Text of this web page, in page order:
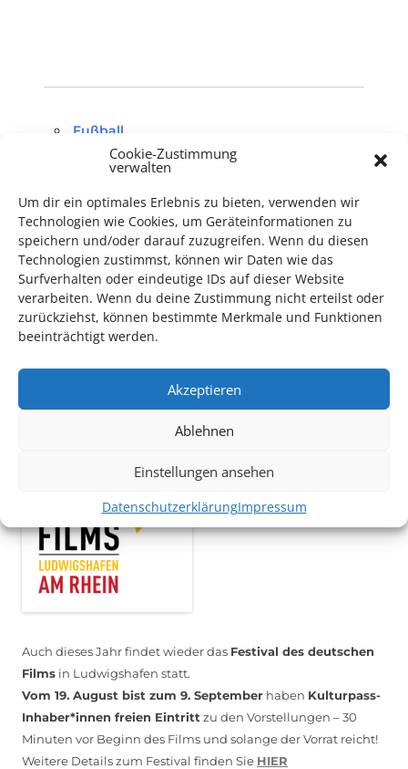
Cookie-Zustimmung
verwalten
Um dir ein optimales Erlebnis zu bieten, verwenden wir
Technologien wie Cookies, um Geräteinformationen zu
speichern und/oder darauf zuzugreifen. Wenn du diesen
Technologien zustimmst, können wir Daten wie das
Surfverhalten oder eindeutige IDs auf dieser Website
verarbeiten. Wenn du deine Zustimmung nicht erteilst oder
zurückziehst, können bestimmte Merkmale und Funktionen
beeinträchtigt werden.
Akzeptieren
Ablehnen
Einstellungen ansehen
DatenschutzerklärungImpressum
Fußball
TECHNIK SUPPORT GESUCHT!
Das Kulturparkett freut sich stets über ehrenamtliche
Mithilfe im Bereich Technik
Auch dieses Jahr findet wieder das Festival des deutschen
Films in Ludwigshafen statt.
Vom 19. August bist zum 9. September haben Kulturpass-
Inhaber*innen freien Eintritt zu den Vorstellungen – 30
Minuten vor Beginn des Films und solange der Vorrat reicht!
Weitere Details zum Festival finden Sie HIER